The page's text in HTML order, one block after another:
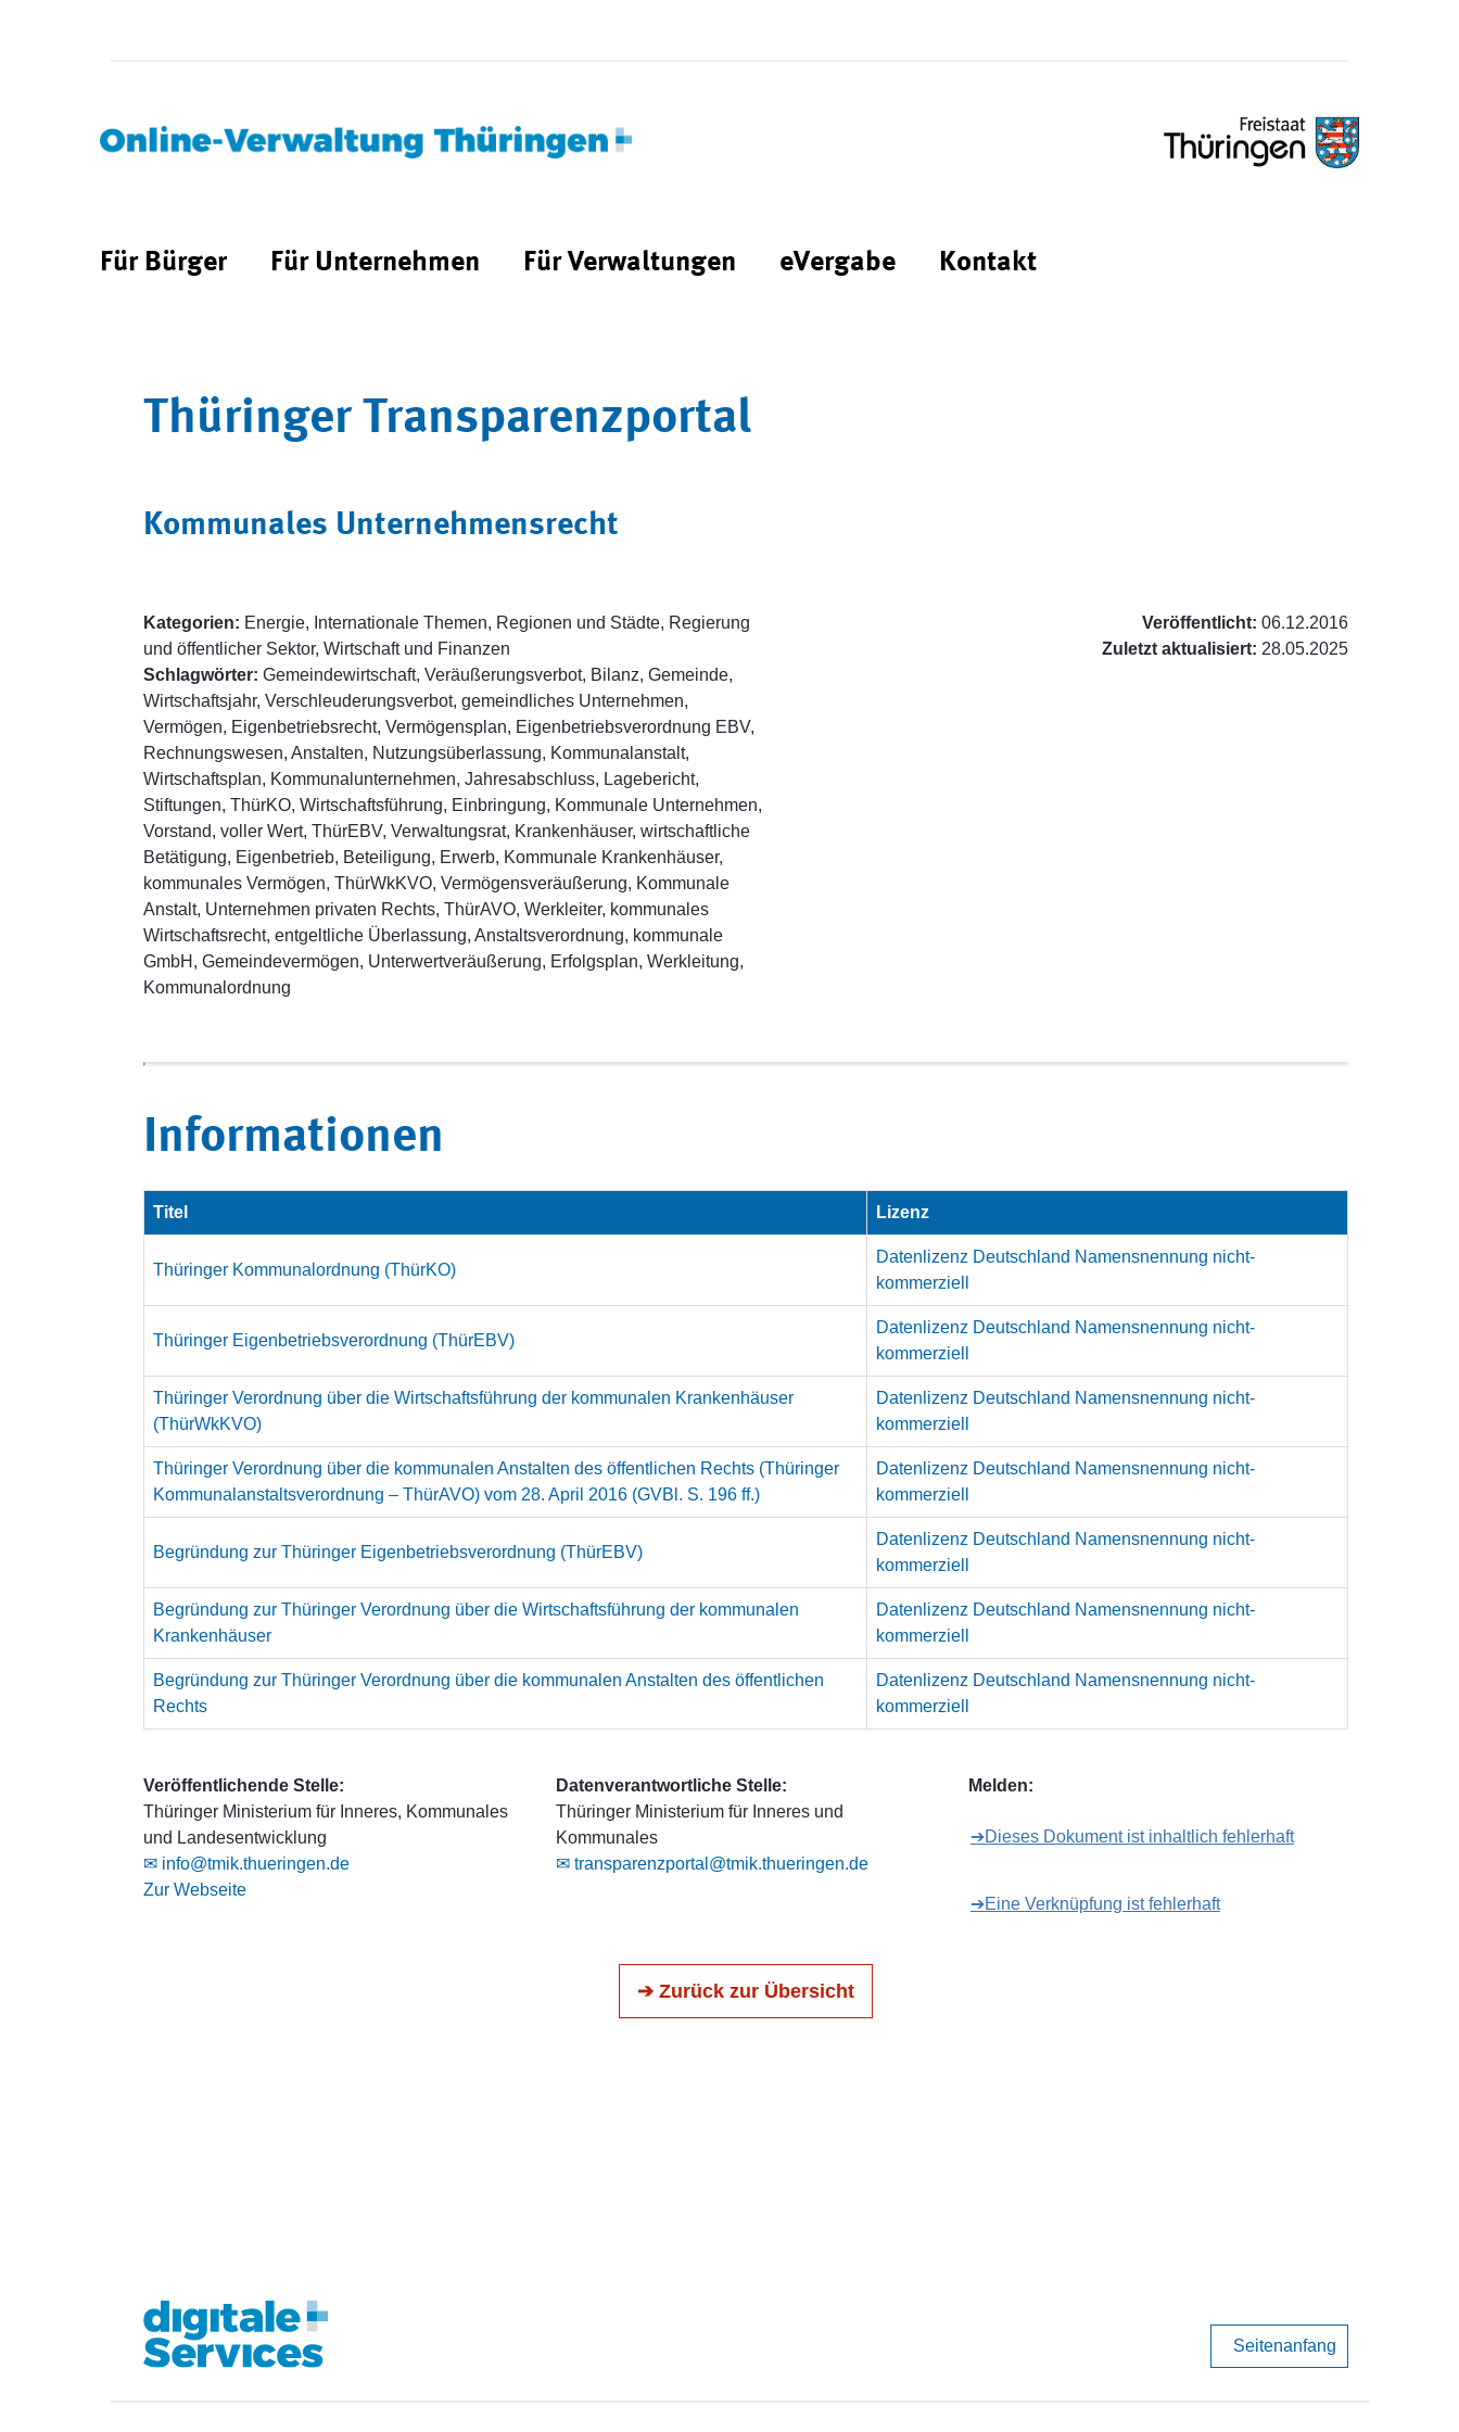
Für Bürger Für Unternehmen Für Verwaltungen eVergabe Kontakt
Thüringer Transparenzportal
Kommunales Unternehmensrecht
Kategorien: Energie, Internationale Themen, Regionen und Städte, Regierung
und öffentlicher Sektor, Wirtschaft und Finanzen
Schlagwörter: Gemeindewirtschaft, Veräußerungsverbot, Bilanz, Gemeinde,
Wirtschaftsjahr, Verschleuderungsverbot, gemeindliches Unternehmen,
Vermögen, Eigenbetriebsrecht, Vermögensplan, Eigenbetriebsverordnung EBV,
Rechnungswesen, Anstalten, Nutzungsüberlassung, Kommunalanstalt,
Wirtschaftsplan, Kommunalunternehmen, Jahresabschluss, Lagebericht,
Stiftungen, ThürKO, Wirtschaftsführung, Einbringung, Kommunale Unternehmen,
Vorstand, voller Wert, ThürEBV, Verwaltungsrat, Krankenhäuser, wirtschaftliche
Betätigung, Eigenbetrieb, Beteiligung, Erwerb, Kommunale Krankenhäuser,
kommunales Vermögen, ThürWkKVO, Vermögensveräußerung, Kommunale
Anstalt, Unternehmen privaten Rechts, ThürAVO, Werkleiter, kommunales
Wirtschaftsrecht, entgeltliche Überlassung, Anstaltsverordnung, kommunale
GmbH, Gemeindevermögen, Unterwertveräußerung, Erfolgsplan, Werkleitung,
Kommunalordnung
Veröffentlicht: 06.12.2016
Zuletzt aktualisiert: 28.05.2025
Informationen
Titel Lizenz
Thüringer Kommunalordnung (ThürKO)
Datenlizenz Deutschland Namensnennung nicht-
kommerziell
Thüringer Eigenbetriebsverordnung (ThürEBV)
Datenlizenz Deutschland Namensnennung nicht-
kommerziell
Thüringer Verordnung über die Wirtschaftsführung der kommunalen Krankenhäuser
(ThürWkKVO)
Datenlizenz Deutschland Namensnennung nicht-
kommerziell
Thüringer Verordnung über die kommunalen Anstalten des öffentlichen Rechts (Thüringer
Kommunalanstaltsverordnung – ThürAVO) vom 28. April 2016 (GVBl. S. 196 ff.)
Datenlizenz Deutschland Namensnennung nicht-
kommerziell
Begründung zur Thüringer Eigenbetriebsverordnung (ThürEBV)
Datenlizenz Deutschland Namensnennung nicht-
kommerziell
Begründung zur Thüringer Verordnung über die Wirtschaftsführung der kommunalen
Krankenhäuser
Datenlizenz Deutschland Namensnennung nicht-
kommerziell
Begründung zur Thüringer Verordnung über die kommunalen Anstalten des öffentlichen
Rechts
Datenlizenz Deutschland Namensnennung nicht-
kommerziell
Veröffentlichende Stelle:
Thüringer Ministerium für Inneres, Kommunales
und Landesentwicklung
✉ info@tmik.thueringen.de
Zur Webseite
Datenverantwortliche Stelle:
Thüringer Ministerium für Inneres und
Kommunales
✉ transparenzportal@tmik.thueringen.de
Melden:
➔Dieses Dokument ist inhaltlich fehlerhaft
➔Eine Verknüpfung ist fehlerhaft
➔ Zurück zur Übersicht
Seitenanfang